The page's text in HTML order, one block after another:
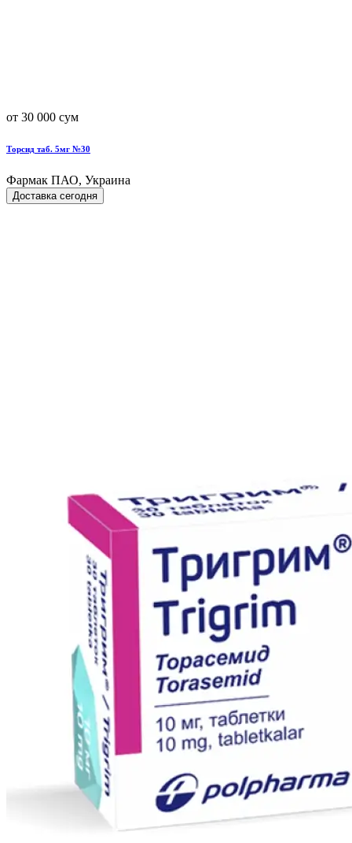
от 30 000 сум
Торсид таб. 5мг №30
Фармак ПАО, Украина
Доставка сегодня